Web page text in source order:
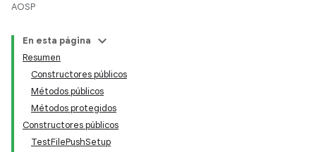
AOSP
En esta página
Resumen
Constructores públicos
Métodos públicos
Métodos protegidos
Constructores públicos
TestFilePushSetup